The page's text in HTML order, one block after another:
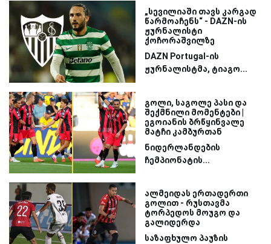
„სევილიაში თავს კარგად
წარმოაჩენს“ - DAZN-ის
ჟურნალისტი
ქოჩორაშვილზე
DAZN Portugal-ის
ჟურნალისტმა, ტიაგო...
გოლი, საგოლე პასი და
შექმნილი მომენტები |
ეგოიანის ბრწყინვალე
მატჩი კამბურთან
ნიდერლანდების
ჩემპიონატის...
ალმეიდას ერთადერთი
გოლით - რუსთავმა
ტორპედოს მოუგო და
გალიდერდა
საზაფხულო პაუზის